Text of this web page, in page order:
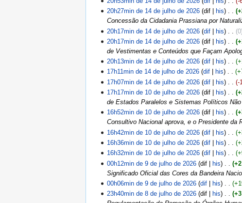
20h27min de 14 de julho de 2026 dif his
Concessão da Cidadania Prassiana por
20h17min de 14 de julho de 2026 dif his 0
20h17min de 14 de julho de 2026 dif his
de Vestimentas e Conteúdos que Façam
20h13min de 14 de julho de 2026 dif his
17h11min de 14 de julho de 2026 dif his
17h07min de 14 de julho de 2026 dif his -
17h17min de 10 de julho de 2026 dif his
de Estados Paralelos e Sistemas Políticos
16h52min de 10 de julho de 2026 dif his
Consultivo Nacional aprova, e o Presidente
16h42min de 10 de julho de 2026 dif his
16h36min de 10 de julho de 2026 dif his
16h32min de 10 de julho de 2026 dif his
00h12min de 9 de julho de 2026 dif his
Significado Oficial das Cores da Bandeira
00h06min de 9 de julho de 2026 dif his
23h40min de 8 de julho de 2026 dif his